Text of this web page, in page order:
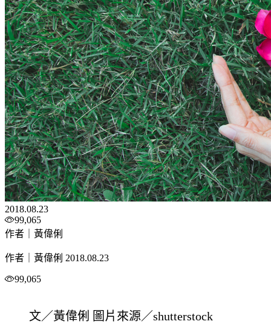
2018.08.23
99,065
作者｜黃偉俐
作者｜黃偉俐 2018.08.23
99,065
文／黃偉俐 圖片來源／shutterstock